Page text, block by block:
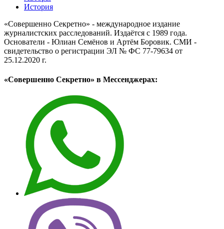
История
«Совершенно Секретно» - международное издание
журналистских расследований. Издаётся с 1989 года.
Основатели - Юлиан Семёнов и Артём Боровик. CМИ -
свидетельство о регистрации ЭЛ № ФС 77-79634 от
25.12.2020 г.
«Совершенно Секретно» в Мессенджерах: